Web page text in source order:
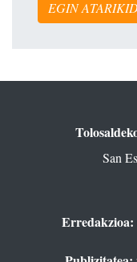
EGIN
San
Erredakzioa: